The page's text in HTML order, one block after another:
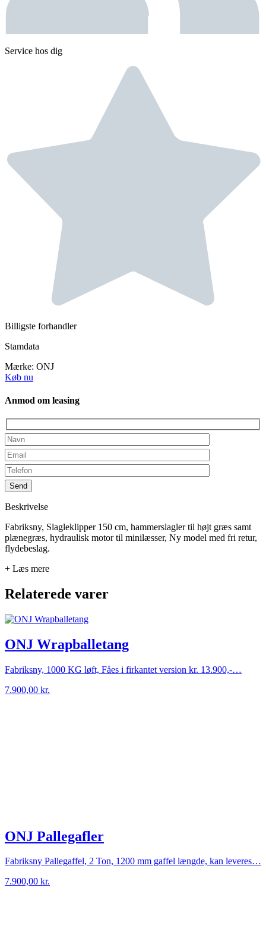
Service hos dig
Billigste forhandler
Stamdata
Mærke: ONJ
Køb nu
Anmod om leasing
Beskrivelse
Fabriksny, Slagleklipper 150 cm, hammerslagler til højt græs samt
plænegræs, hydraulisk motor til minilæsser, Ny model med fri retur,
flydebeslag.
+ Læs mere
Relaterede varer
ONJ Wrapballetang
Fabriksny, 1000 KG løft, Fåes i firkantet version kr. 13.900,-…
7.900,00 kr.
ONJ Pallegafler
Fabriksny Pallegaffel, 2 Ton, 1200 mm gaffel længde, kan leveres…
7.900,00 kr.